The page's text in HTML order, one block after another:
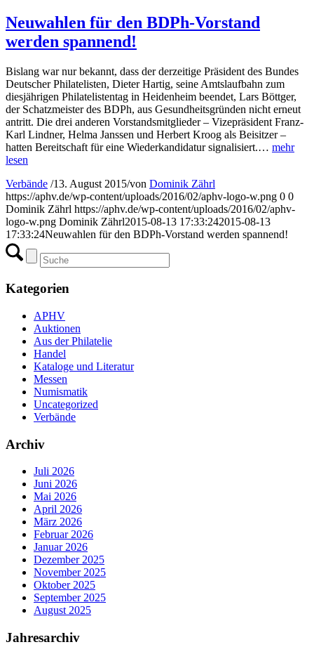
Neuwahlen für den BDPh-Vorstand
werden spannend!
Bislang war nur bekannt, dass der derzeitige Präsident des Bundes
Deutscher Philatelisten, Dieter Hartig, seine Amtslaufbahn zum
diesjährigen Philatelistentag in Heidenheim beendet, Lars Böttger,
der Schatzmeister des BDPh, aus Gesundheitsgründen nicht erneut
antritt. Die drei anderen Vorstandsmitglieder – Vizepräsident Franz-
Karl Lindner, Helma Janssen und Herbert Kroog als Beisitzer –
hatten Bereitschaft für eine Wiederkandidatur signalisiert.… mehr
lesen
Verbände /13. August 2015/von Dominik Zährl
https://aphv.de/wp-content/uploads/2016/02/aphv-logo-w.png 0 0
Dominik Zährl https://aphv.de/wp-content/uploads/2016/02/aphv-
logo-w.png Dominik Zährl2015-08-13 17:33:242015-08-13
17:33:24Neuwahlen für den BDPh-Vorstand werden spannend!
Kategorien
APHV
Auktionen
Aus der Philatelie
Handel
Kataloge und Literatur
Messen
Numismatik
Uncategorized
Verbände
Archiv
Juli 2026
Juni 2026
Mai 2026
April 2026
März 2026
Februar 2026
Januar 2026
Dezember 2025
November 2025
Oktober 2025
September 2025
August 2025
Jahresarchiv